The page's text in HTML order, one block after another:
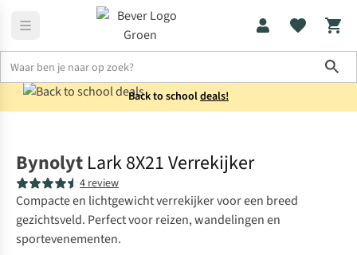
Back to schooldeals!
Bynolyt Lark 8X21 Verrekijker
4 review
Compacte en lichtgewicht verrekijker voor een breed
gezichtsveld. Perfect voor reizen, wandelingen en
sportevenementen.